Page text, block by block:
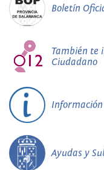
Boletín
También te
Ciudadano
Información
Ayudas y